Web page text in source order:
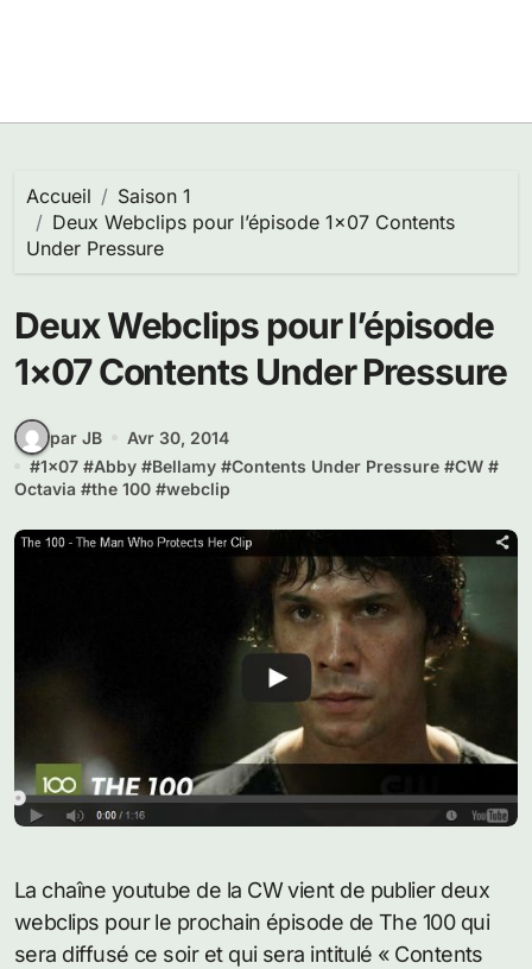
Accueil
Saison 1
Deux Webclips pour l’épisode 1×07 Contents
Under Pressure
Deux Webclips pour l’épisode
1×07 Contents Under Pressure
par JB
Avr 30, 2014
#1x07 #Abby #Bellamy #Contents Under Pressure #CW #
Octavia #the 100 #webclip
La chaîne youtube de la CW vient de publier deux
webclips pour le prochain épisode de The 100 qui
sera diffusé ce soir et qui sera intitulé « Contents